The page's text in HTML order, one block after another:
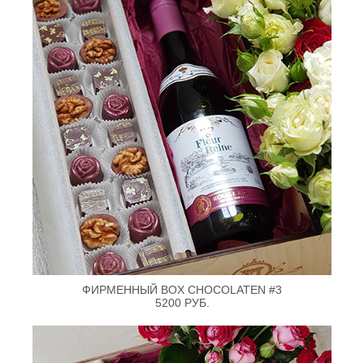
ФИРМЕННЫЙ BOX CHOCOLATEN #3
5200 РУБ.